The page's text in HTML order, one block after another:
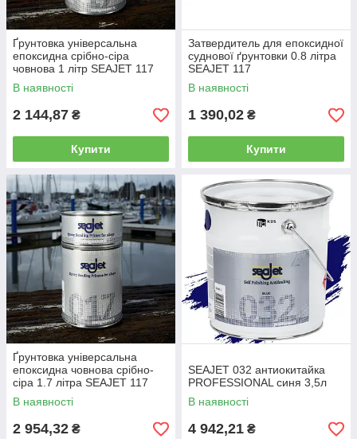
Ґрунтовка універсальна
епоксидна срібно-сіра
човнова 1 літр SEAJET 117
В наявності
2 144,87 ₴
Купити
Затвердитель для епоксидної
суднової ґрунтовки 0.8 літра
SEAJET 117
В наявності
1 390,02 ₴
Купити
Ґрунтовка універсальна
епоксидна човнова срібно-
сіра 1.7 літра SEAJET 117
В наявності
2 954,32 ₴
SEAJET 032 антиокитайка
PROFESSIONAL синя 3,5л
В наявності
4 942,21 ₴